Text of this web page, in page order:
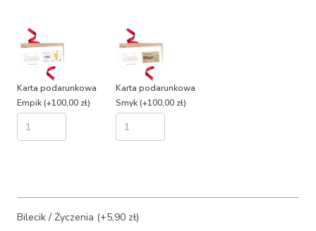
Karta podarunkowa
Empik(+100,00 zł)
Karta podarunkowa
Smyk(+100,00 zł)
Bilecik / Życzenia (+5,90 zł)